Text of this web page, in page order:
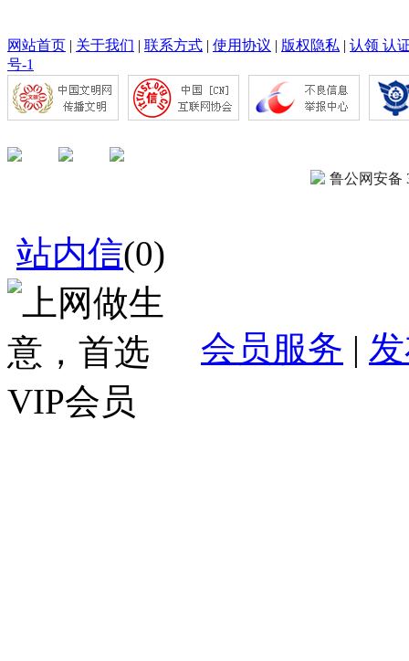
网站首页 | 关于我们 | 联系方式 | 使用协议 | 版权隐私 | 认领 认
号-1
鲁公网安备
站内信(0)
会员服务 |